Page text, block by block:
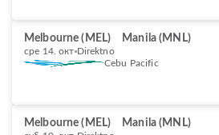
Melbourne (MEL) Manila (MNL)
сре 14. окт Direktno
Cebu Pacific
Melbourne (MEL) Manila (MNL)